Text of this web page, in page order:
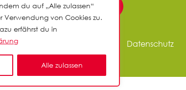
du auf „Alle zulassen“
Verwendung von Cookies zu.
erfährst du in
Alle zulassen
JETZT SPENDEN
Datenschutz